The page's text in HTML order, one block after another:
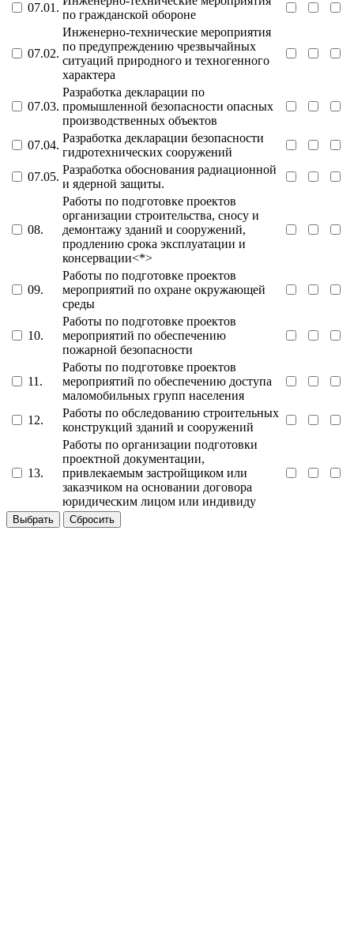
07.01.
по гражданской обороне
07.02.
Инженерно-технические мероприятия
по предупреждению чрезвычайных
ситуаций природного и техногенного
характера
07.03.
Разработка декларации по
промышленной безопасности опасных
производственных объектов
07.04.
Разработка декларации безопасности
гидротехнических сооружений
07.05.
Разработка обоснования радиационной
и ядерной защиты.
08.
Работы по подготовке проектов
организации строительства, сносу и
демонтажу зданий и сооружений,
продлению срока эксплуатации и
консервации<*>
09.
Работы по подготовке проектов
мероприятий по охране окружающей
среды
10.
Работы по подготовке проектов
мероприятий по обеспечению
пожарной безопасности
11.
Работы по подготовке проектов
мероприятий по обеспечению доступа
маломобильных групп населения
12.
Работы по обследованию строительных
конструкций зданий и сооружений
13.
Работы по организации подготовки
проектной документации,
привлекаемым застройщиком или
заказчиком на основании договора
юридическим лицом или индивиду
Выбрать Сбросить